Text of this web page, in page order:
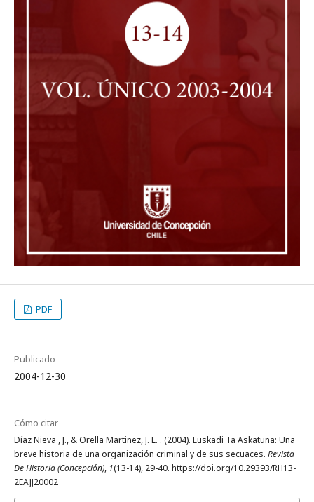
PDF
Publicado
2004-12-30
Cómo citar
Díaz Nieva , J., & Orella Martinez, J. L. . (2004). Euskadi Ta Askatuna: Una
breve historia de una organización criminal y de sus secuaces. Revista
De Historia (Concepción), 1(13-14), 29-40. https://doi.org/10.29393/RH13-
2EAJJ20002